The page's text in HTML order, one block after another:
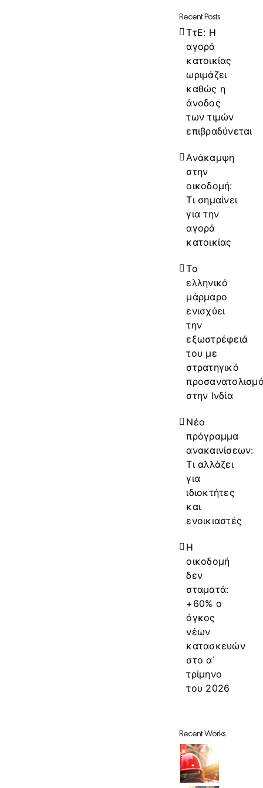
Recent Posts
ΤτΕ: Η
αγορά
κατοικίας
ωριμάζει
καθώς η
άνοδος
των τιμών
επιβραδύνεται
Ανάκαμψη
στην
οικοδομή:
Τι σημαίνει
για την
αγορά
κατοικίας
Το
ελληνικό
μάρμαρο
ενισχύει
την
εξωστρέφειά
του με
στρατηγικό
στην Ινδία
Νέο
πρόγραμμα
ανακαινίσεων:
Τι αλλάζει
για
ιδιοκτήτες
και
ενοικιαστές
Η
οικοδομή
δεν
σταματά:
+60% ο
όγκος
νέων
κατασκευών
στο α΄
τρίμηνο
του 2026
Recent Works